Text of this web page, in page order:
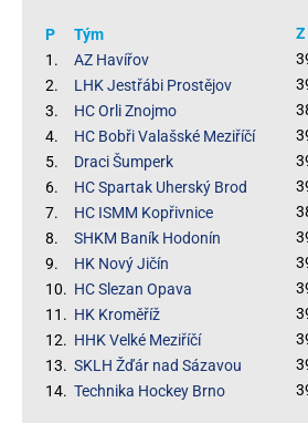
P Tým Z
1.
AZ Havířov
2.
LHK Jestřábi Prostějov
3.
HC Orli Znojmo
4.
HC Bobři Valašské Meziříčí
5.
Draci Šumperk
6.
HC Spartak Uherský Brod
7.
HC ISMM Kopřivnice
8.
SHKM Baník Hodonín
9.
HK Nový Jičín
10. HC Slezan Opava
11. HK Kroměříž
12. HHK Velké Meziříčí
13. SKLH Žďár nad Sázavou
14. Technika Hockey Brno